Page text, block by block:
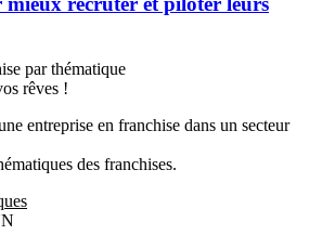
par thématique
rêves !
entreprise en franchise dans un secteur
des franchises.